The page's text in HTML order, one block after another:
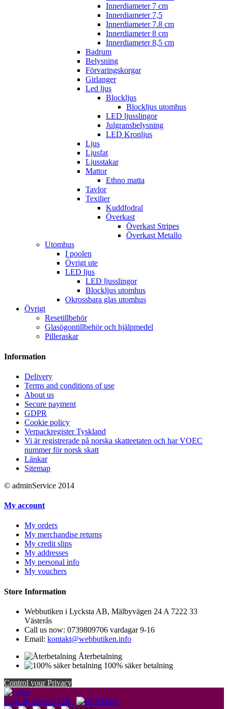
Innerdiameter 7 cm
Innerdiameter 7,5
Innerdiameter 7.8 cm
Innerdiameter 8 cm
Innerdiameter 8,5 cm
Badrum
Belysning
Förvaringskorgar
Girlanger
Led ljus
Blockljus
Blockljus utomhus
LED ljusslingor
Julgransbelysning
LED Kronljus
Ljus
Ljusfat
Ljusstakar
Mattor
Ethno matta
Tavlor
Texilier
Kuddfodral
Överkast
Överkast Stripes
Överkast Metallo
Utomhus
I poolen
Övrigt ute
LED ljus
LED ljusslingor
Blockljus utomhus
Okrossbara glas utomhus
Övrigt
Resetillbehör
Glasögontillbehör och hjälpmedel
Pilleraskar
Information
Delivery
Terms and conditions of use
About us
Secure payment
GDPR
Cookie policy
Verpackregister Tyskland
Vi är registrerade på norska skatteetaten och har VOEC
nummer för norsk skatt
Länkar
Sitemap
© adminService 2014
My account
My orders
My merchandise returns
My credit slips
My addresses
My personal info
My vouchers
Store Information
Webbutiken i Lycksta AB, Mälbyvägen 24 A 7222 33
Västerås
Call us now: 0739809706 vardagar 9-16
Email: kontakt@webbutiken.info
Återbetalning
100% säker betalning
Control your Privacy
Store Reviews ( 216 )